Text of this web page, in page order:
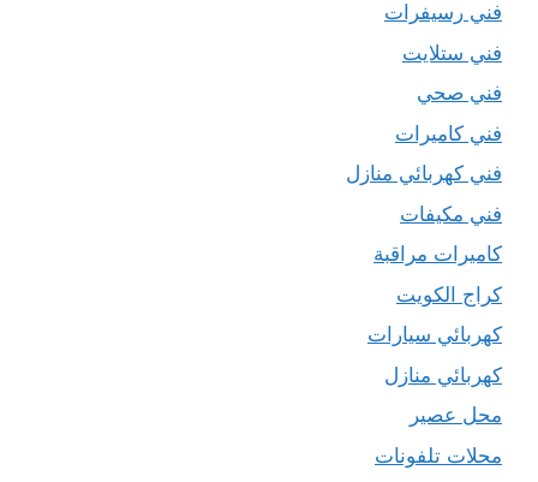
فني رسيفرات
فني ستلايت
فني صحي
فني كاميرات
فني كهربائي منازل
فني مكيفات
كاميرات مراقبة
كراج الكويت
كهربائي سيارات
كهربائي منازل
محل عصير
محلات تلفونات